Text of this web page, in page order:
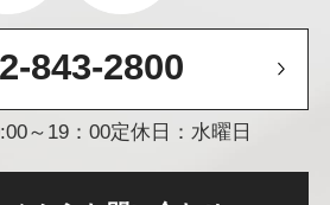
843-2800
～19：00定休日：水曜日